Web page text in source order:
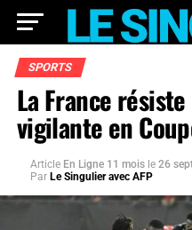
SPORTS
La France
vigilante en
Article En Ligne 11 mois le 26
Par Le Singulier avec AFP